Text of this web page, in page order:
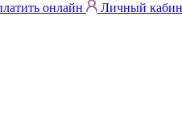
онлайн
Личный